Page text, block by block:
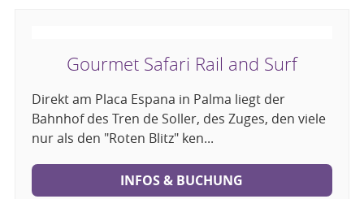
Gourmet Safari Rail and Surf
Direkt am Placa Espana in Palma liegt der
Bahnhof des Tren de Soller, des Zuges, den viele
nur als den "Roten Blitz" ken...
INFOS & BUCHUNG